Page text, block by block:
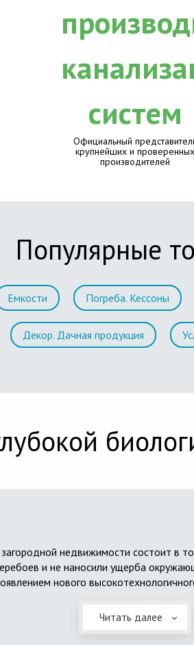
Официальный
крупнейших и проверенных
производителей
Популярные
Емкости Погреба. Кессоны
Декор. Дачная продукция
недвижимости состоит в
и не наносили ущерба
нового
Читать далее